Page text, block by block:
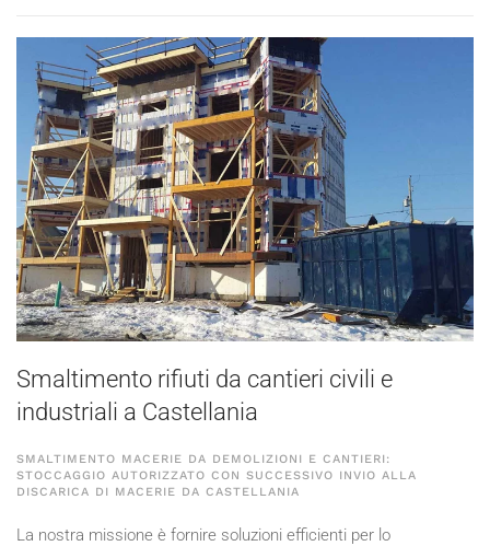
Smaltimento rifiuti da cantieri civili e
industriali a Castellania
SMALTIMENTO MACERIE DA DEMOLIZIONI E CANTIERI:
STOCCAGGIO AUTORIZZATO CON SUCCESSIVO INVIO ALLA
DISCARICA DI MACERIE DA CASTELLANIA
La nostra missione è fornire soluzioni efficienti per lo